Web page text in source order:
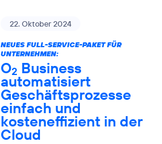
22. Oktober 2024
NEUES FULL-SERVICE-PAKET FÜR
UNTERNEHMEN:
O2 Business
automatisiert
Geschäftsprozesse
einfach und
kosteneffizient in der
Cloud